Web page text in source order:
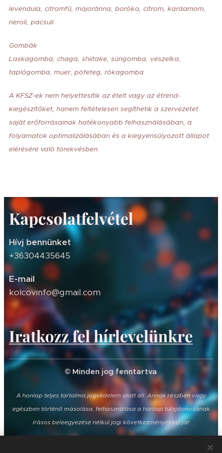
levendula, citromfű, majoránna, boróka, citrom, kardamom,
neroli, pacsuli
Gombák
Laskagomba, chaga, shiitake, süngomba, veszelka,
taplógomba, muer, pöfeteg, rókagomba
A KFSZ-ek nem helyettesítik az ételt vagy az étrend-
kiegészítőket, hanem feltételesen segíthetik a szervezetet
saját erőforrásainak hatékonyabb felhasználásában, a
folyamatok optimalizálásában és a kiegyensúlyozott állapot
elérésére való törekvésben.
Kapcsolatfelvétel
Hívj bennünket
+36304435645
E-mail
kolcovinfo@gmail.com
Iratkozz fel hírlevelünkre
© Minden jog fenntartva
A honlap teljes tartalma jogvédelem alatt áll. Annak részben vagy
egészben történő másolása, felhasználása a honlap tulajdonosának
írásos beleegyezése nélkül jogi következményekkel jár